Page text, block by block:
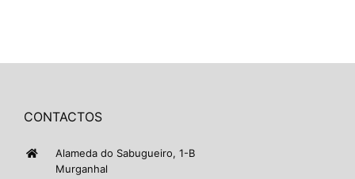
CONTACTOS
Alameda do Sabugueiro, 1-B
Murganhal